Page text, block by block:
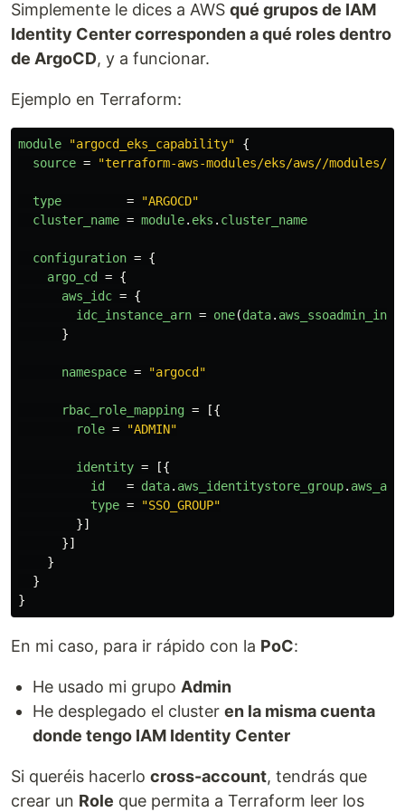
Simplemente le dices a AWS qué grupos de IAM
Identity Center corresponden a qué roles dentro
de ArgoCD, y a funcionar.
Ejemplo en Terraform:
module "argocd_eks_capability"
{
source = "terraform-aws-modules/eks/aws//modules/
type =
"ARGOCD"
cluster_name = module. eks . cluster_name
configuration = {
argo_cd
= {
aws_idc = {
idc_instance_arn = one(data.
}
namespace = "argocd"
rbac_role_mapping =
[{
role = "ADMIN"
identity =
[{
id
= data. aws_identitystore_group.
type =
"SSO_GROUP"
}]
}]
}
}
}
En mi caso, para ir rápido con la PoC:
He usado mi grupo Admin
He desplegado el cluster en la misma cuenta
donde tengo IAM Identity Center
Si queréis hacerlo cross-account, tendrás que
crear un Role que permita a Terraform leer los